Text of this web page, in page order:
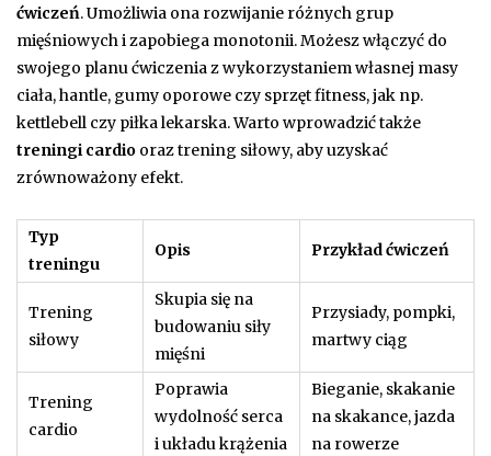
ćwiczeń. Umożliwia ona rozwijanie różnych grup
mięśniowych i zapobiega monotonii. Możesz włączyć do
swojego planu ćwiczenia z wykorzystaniem własnej masy
ciała, hantle, gumy oporowe czy sprzęt fitness, jak np.
kettlebell czy piłka lekarska. Warto wprowadzić także
treningi cardio oraz trening siłowy, aby uzyskać
zrównoważony efekt.
Typ
treningu
Opis Przykład ćwiczeń
Trening
siłowy
Skupia się na
budowaniu siły
mięśni
Przysiady, pompki,
martwy ciąg
Trening
cardio
Poprawia
wydolność serca
i układu krążenia
Bieganie, skakanie
na skakance, jazda
na rowerze